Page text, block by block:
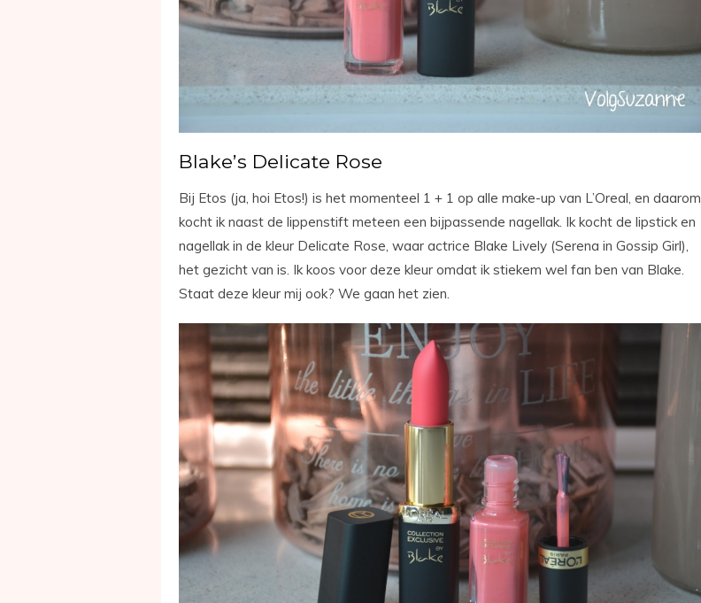
Blake’s Delicate Rose
Bij Etos (ja, hoi Etos!) is het momenteel 1 + 1 op alle make-up van L’Oreal, en daarom
kocht ik naast de lippenstift meteen een bijpassende nagellak. Ik kocht de lipstick en
nagellak in de kleur Delicate Rose, waar actrice Blake Lively (Serena in Gossip Girl),
het gezicht van is. Ik koos voor deze kleur omdat ik stiekem wel fan ben van Blake.
Staat deze kleur mij ook? We gaan het zien.